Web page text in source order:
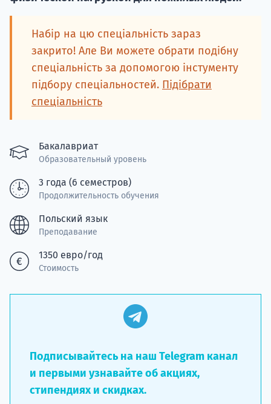
Набір на цю спеціальність зараз
закрито! Але Ви можете обрати подібну
спеціальність за допомогою інстументу
підбору спеціальностей. Підібрати
спеціальність
Бакалавриат
Образовательный уровень
3 года (6 семестров)
Продолжительность обучения
Польский язык
Преподавание
1350 евро/год
Стоимость
Подписывайтесь на наш Telegram канал
и первыми узнавайте об акциях,
стипендиях и скидках.